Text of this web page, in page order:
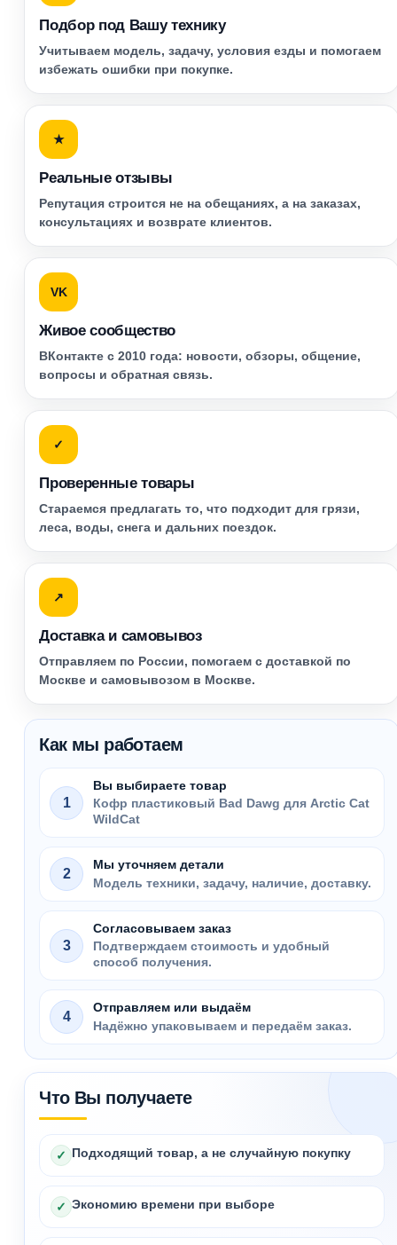
Подбор под Вашу технику
Учитываем модель, задачу, условия езды и помогаем
избежать ошибки при покупке.
★
Реальные отзывы
Репутация строится не на обещаниях, а на заказах,
консультациях и возврате клиентов.
VK
Живое сообщество
ВКонтакте с 2010 года: новости, обзоры, общение,
вопросы и обратная связь.
✓
Проверенные товары
Стараемся предлагать то, что подходит для грязи,
леса, воды, снега и дальних поездок.
↗
Доставка и самовывоз
Отправляем по России, помогаем с доставкой по
Москве и самовывозом в Москве.
Как мы работаем
1
Вы выбираете товар
Кофр пластиковый Bad Dawg для Arctic Cat
WildCat
2
Мы уточняем детали
Модель техники, задачу, наличие, доставку.
3
Согласовываем заказ
Подтверждаем стоимость и удобный
способ получения.
4
Отправляем или выдаём
Надёжно упаковываем и передаём заказ.
Что Вы получаете
✓ Подходящий товар, а не случайную покупку
✓ Экономию времени при выборе